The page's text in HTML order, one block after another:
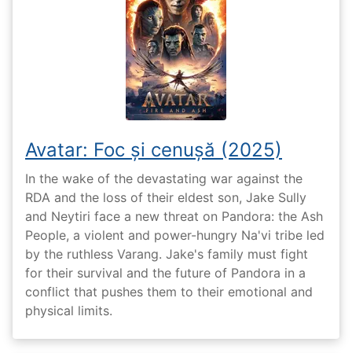
Avatar: Foc și cenușă (2025)
In the wake of the devastating war against the
RDA and the loss of their eldest son, Jake Sully
and Neytiri face a new threat on Pandora: the Ash
People, a violent and power-hungry Na'vi tribe led
by the ruthless Varang. Jake's family must fight
for their survival and the future of Pandora in a
conflict that pushes them to their emotional and
physical limits.